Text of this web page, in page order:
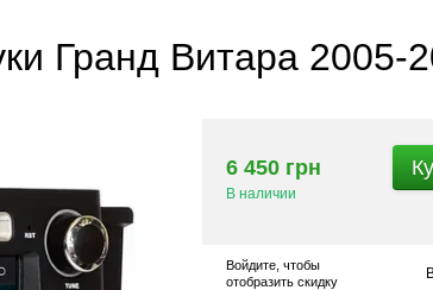
Гранд Витара 2005-
6 450 грн
В наличии
Войдите , чтобы
отобразить скидку